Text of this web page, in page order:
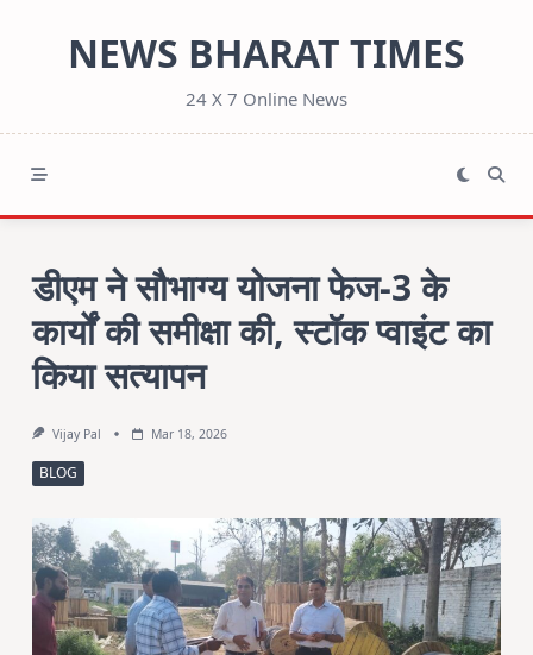
NEWS BHARAT TIMES
24 X 7 Online News
डीएम ने सौभाग्य योजना फेज-3 के
कार्यों की समीक्षा की, स्टॉक प्वाइंट का
किया सत्यापन
Vijay Pal Mar 18, 2026
BLOG